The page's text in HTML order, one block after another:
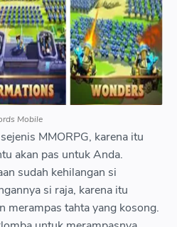
Empires width 640 a td tr tr td
center span style text align left
tbody table div span style font size
of Empires sebagai salah
akan tempatkan status Anda
span div
Fire
Mobile
MMORPG, karena itu
akan pas untuk Anda.
sudah kehilangan si
si raja, karena itu
merampas tahta yang kosong.